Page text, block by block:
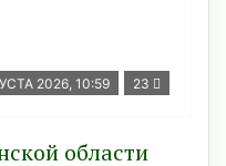
2026, 10:59 23
области